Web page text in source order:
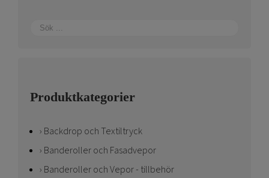
Produktkategorier
Backdrop och Textiltryck
Banderoller och Fasadvepor
Banderoller och Vepor - tillbehör